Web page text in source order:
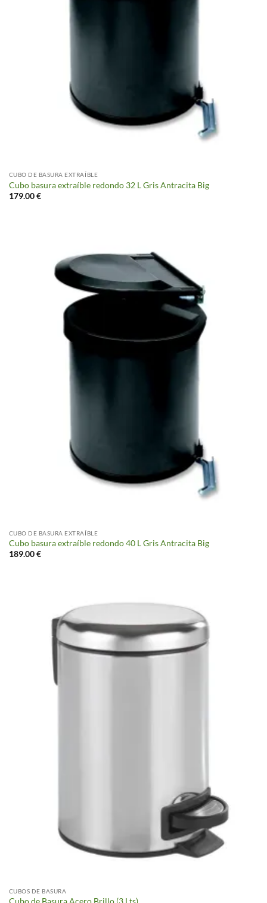
CUBO DE BASURA EXTRAÍBLE
Cubo basura extraíble redondo 32 L Gris Antracita Big
179.00€
CUBO DE BASURA EXTRAÍBLE
Cubo basura extraíble redondo 40 L Gris Antracita Big
189.00€
CUBOS DE BASURA